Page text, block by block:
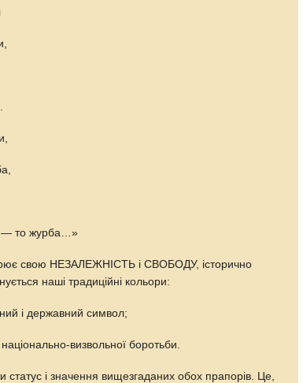
— то журба…»
свою НЕЗАЛЕЖНІСТЬ і СВОБОДУ, історично
наші традиційні кольори:
і державний символ;
визвольної боротьби.
і значення вищезгаданих обох прапорів. Це,